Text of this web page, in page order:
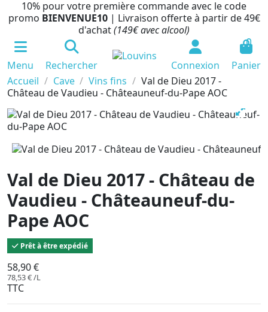
10% pour votre première commande avec le code
promo BIENVENUE10 | Livraison offerte à partir de 49€
d'achat(149€ avec alcool)
Menu Rechercher Connexion
0
Panier
Accueil
Cave Vins fins
Val de Dieu 2017 -
Château de Vaudieu - Châteauneuf-du-Pape AOC
Val de Dieu 2017 - Château de
Vaudieu - Châteauneuf-du-
Pape AOC
Prêt à être expédié
58,90 €
78,53 € /L
TTC